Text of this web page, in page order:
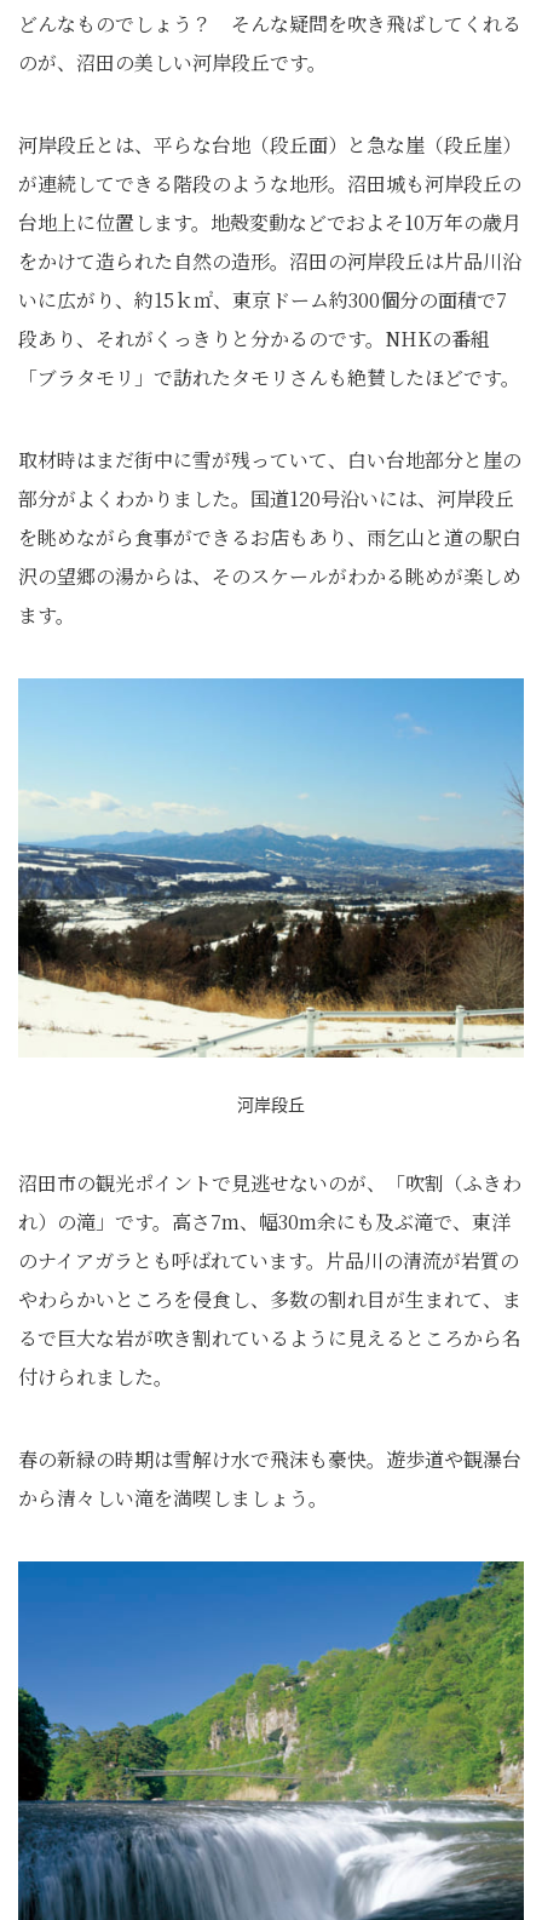
どんなものでしょう？ そんな疑問を吹き飛ばしてくれる
のが、沼田の美しい河岸段丘です。
河岸段丘とは、平らな台地（段丘面）と急な崖（段丘崖）
が連続してできる階段のような地形。沼田城も河岸段丘の
台地上に位置します。地殻変動などでおよそ10万年の歳月
をかけて造られた自然の造形。沼田の河岸段丘は片品川沿
いに広がり、約15ｋ㎡、東京ドーム約300個分の面積で7
段あり、それがくっきりと分かるのです。NHKの番組
「ブラタモリ」で訪れたタモリさんも絶賛したほどです。
取材時はまだ街中に雪が残っていて、白い台地部分と崖の
部分がよくわかりました。国道120号沿いには、河岸段丘
を眺めながら食事ができるお店もあり、雨乞山と道の駅白
沢の望郷の湯からは、そのスケールがわかる眺めが楽しめ
ます。
河岸段丘
沼田市の観光ポイントで見逃せないのが、「吹割（ふきわ
れ）の滝」です。高さ7m、幅30m余にも及ぶ滝で、東洋
のナイアガラとも呼ばれています。片品川の清流が岩質の
やわらかいところを侵食し、多数の割れ目が生まれて、ま
るで巨大な岩が吹き割れているように見えるところから名
付けられました。
春の新緑の時期は雪解け水で飛沫も豪快。遊歩道や観瀑台
から清々しい滝を満喫しましょう。